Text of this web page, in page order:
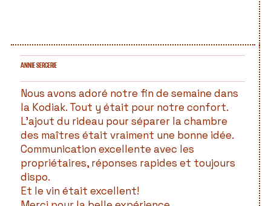
ANNIE SERGERIE
Nous avons adoré notre fin de semaine dans
la Kodiak. Tout y était pour notre confort.
L'ajout du rideau pour séparer la chambre
des maîtres était vraiment une bonne idée.
Communication excellente avec les
propriétaires, réponses rapides et toujours
dispo.
Et le vin était excellent!